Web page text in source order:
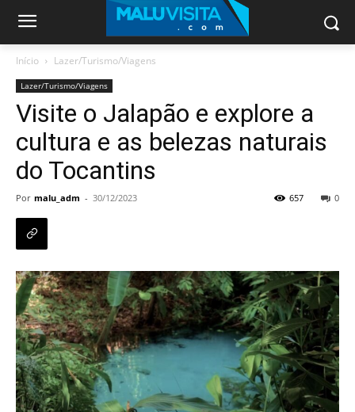
Início Lazer/Turismo/Viagens
Lazer/Turismo/Viagens
Visite o Jalapão e explore a
cultura e as belezas naturais
do Tocantins
Por malu_adm - 30/12/2023 0
657